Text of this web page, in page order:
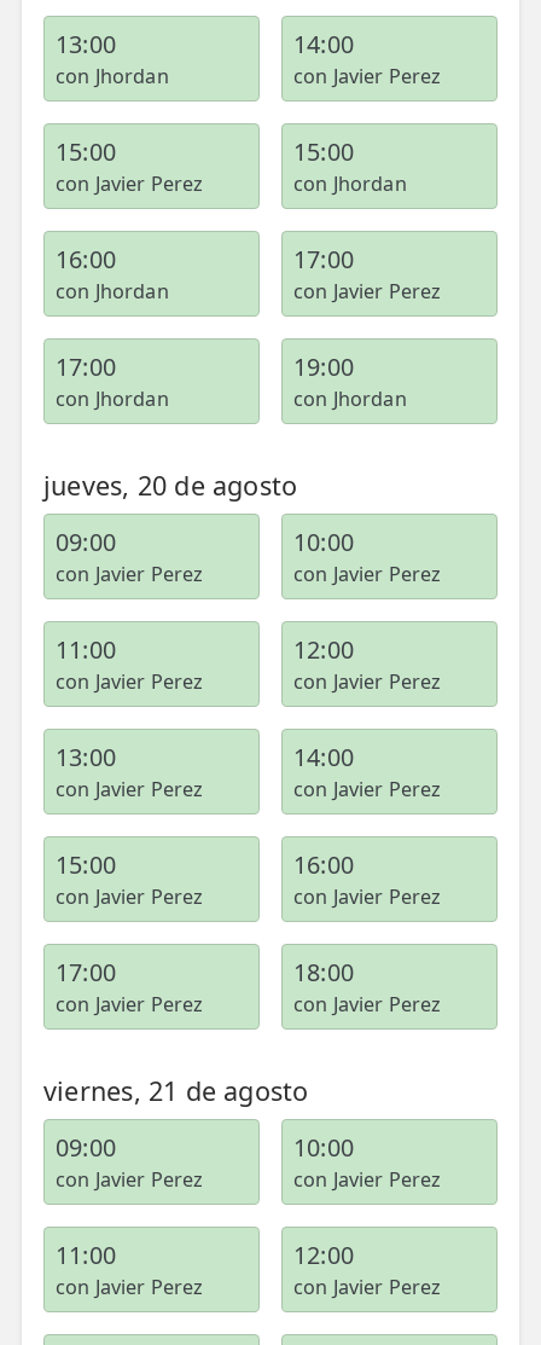
13:00
con Jhordan
14:00
con Javier Perez
15:00
con Javier Perez
15:00
con Jhordan
16:00
con Jhordan
17:00
con Javier Perez
17:00
con Jhordan
19:00
con Jhordan
jueves, 20 de agosto
09:00
con Javier Perez
10:00
con Javier Perez
11:00
con Javier Perez
12:00
con Javier Perez
13:00
con Javier Perez
14:00
con Javier Perez
15:00
con Javier Perez
16:00
con Javier Perez
17:00
con Javier Perez
18:00
con Javier Perez
viernes, 21 de agosto
09:00
con Javier Perez
10:00
con Javier Perez
11:00
con Javier Perez
12:00
con Javier Perez